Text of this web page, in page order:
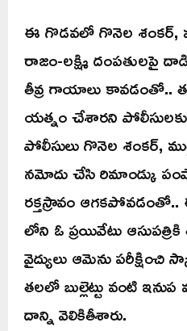
ఈ గొడవలో గొనెల శంకర్,
రాజం-లక్ష్మి దంపతులపై
తీవ్ర గాయాలు కావడంతో..
యత్నం చేశారని పోలీసులకు
పోలీసులు గొనెల శంకర్,
నమోదు చేసి రిమాండ్కు
రక్తస్రావం
లోని ఓ ప్రయివేటు
వైద్యులు ఆమెను
తలలో బుల్లెట్టు వంటి ఇనుప
దాన్ని వెలికితీశారు.